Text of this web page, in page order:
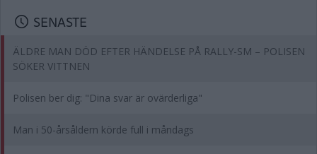
SENASTE
ÄLDRE MAN DÖD EFTER HÄNDELSE PÅ RALLY-SM – POLISEN
SÖKER VITTNEN
Polisen ber dig: "Dina svar är ovärderliga"
Man i 50-årsåldern körde full i måndags